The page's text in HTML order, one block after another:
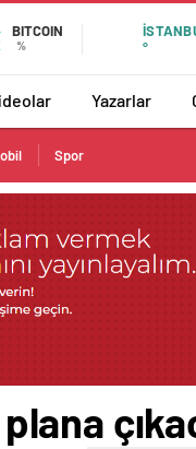
BITCOIN
%
°
Yazarlar
Spor